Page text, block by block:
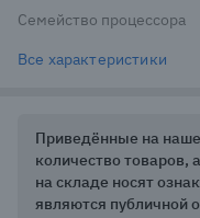
Семейство процессора
Все характеристики
Приведённые на
количество товаров,
на складе носят
являются публичной